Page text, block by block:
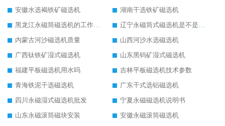
安徽水选褐铁矿磁选机
湖南干选铁矿磁选机
黑龙江永磁筒磁选机的工作原理
辽宁永磁筒式磁选机是不是强磁
内蒙古河沙磁选机质量
山西河沙水选磁选机
广西钛铁矿湿式磁选机
山东黑钨矿湿式磁选机
福建平板磁选机用水吗
吉林平板磁选机技术参数
青海铁泥干选磁选机
广东干式选铝磁选机
四川永磁湿式磁选机批发
宁夏永磁磁选机说明书
山东永磁滚筒磁块安装
安徽永磁滚筒磁选机